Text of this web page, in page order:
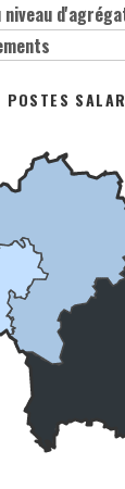
niveau
POSTES